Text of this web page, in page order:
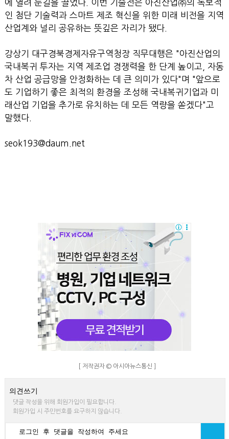
에 열려 눈길을 끌었다. 이번 기술전은 아진산업㈜의 독보적
인 첨단 기술력과 스마트 제조 혁신을 위한 미래 비전을 지역
산업계와 널리 공유하는 뜻깊은 자리가 됐다.
강상기 대구경북경제자유구역청장 직무대행은 "아진산업의
국내복귀 투자는 지역 제조업 경쟁력을 한 단계 높이고, 자동
차 산업 공급망을 안정화하는 데 큰 의미가 있다"며 "앞으로
도 기업하기 좋은 최적의 환경을 조성해 국내복귀기업과 미
래산업 기업을 추가로 유치하는 데 모든 역량을 쏟겠다"고
말했다.
seok193@daum.net
[ 저작권자 © 아시아뉴스통신 ]
의견쓰기
댓글 작성을 위해 회원가입이 필요합니다.
회원가입 시 주민번호를 요구하지 않습니다.